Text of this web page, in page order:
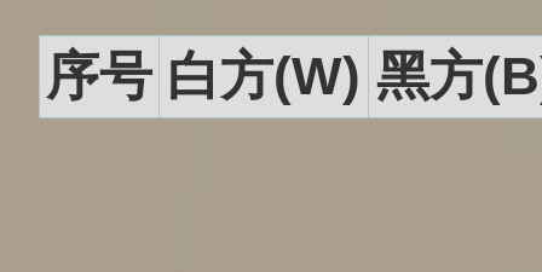
序号 白方(W) 黑方